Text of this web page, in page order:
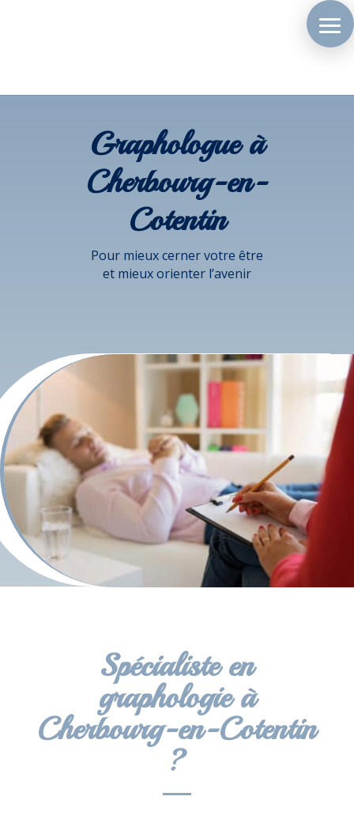
Graphologue à
Cherbourg-en-
Cotentin
Pour mieux cerner votre être
et mieux orienter l’avenir
Spécialiste en
graphologie à
Cherbourg-en-Cotentin
?